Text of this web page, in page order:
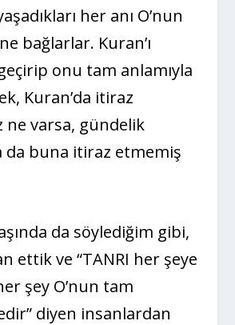
her anı O’nun
bağlarlar. Kuran’ı
onu tam anlamıyla
Kuran’da itiraz
ne varsa, gündelik
da buna itiraz etmemiş
da söylediğim gibi,
ettik ve “TANRI her şeye
şey O’nun tam
diyen insanlardan